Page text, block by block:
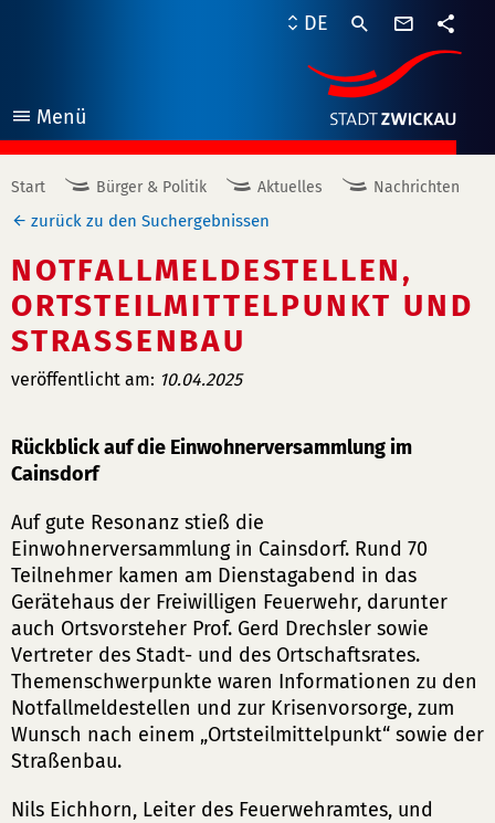
Menü
öffnen
DE
Start Bürger & Politik Aktuelles Nachrichten
zurück zu den Suchergebnissen
NOTFALLMELDESTELLEN,
ORTSTEILMITTELPUNKT UND
STRASSENBAU
veröffentlicht am: 10.04.2025
Rückblick auf die Einwohnerversammlung im
Cainsdorf
Auf gute Resonanz stieß die
Einwohnerversammlung in Cainsdorf. Rund 70
Teilnehmer kamen am Dienstagabend in das
Gerätehaus der Freiwilligen Feuerwehr, darunter
auch Ortsvorsteher Prof. Gerd Drechsler sowie
Vertreter des Stadt- und des Ortschaftsrates.
Themenschwerpunkte waren Informationen zu den
Notfallmeldestellen und zur Krisenvorsorge, zum
Wunsch nach einem „Ortsteilmittelpunkt“ sowie der
Straßenbau.
Nils Eichhorn, Leiter des Feuerwehramtes, und